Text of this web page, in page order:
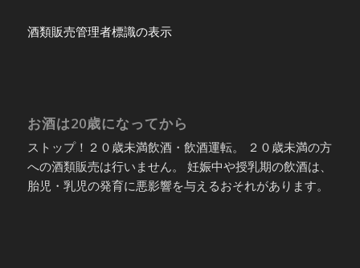
酒類販売管理者標識の表示
お酒は20歳になってから
ストップ！２０歳未満飲酒・飲酒運転。 ２０歳未満の方
への酒類販売は行いません。 妊娠中や授乳期の飲酒は、
胎児・乳児の発育に悪影響を与えるおそれがあります。